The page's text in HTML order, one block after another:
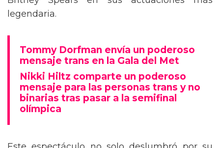
Britney Spears en sus actuaciones más
legendaria.
Tommy Dorfman envía un poderoso
mensaje trans en la Gala del Met
Nikki Hiltz comparte un poderoso
mensaje para las personas trans y no
binarias tras pasar a la semifinal
olímpica